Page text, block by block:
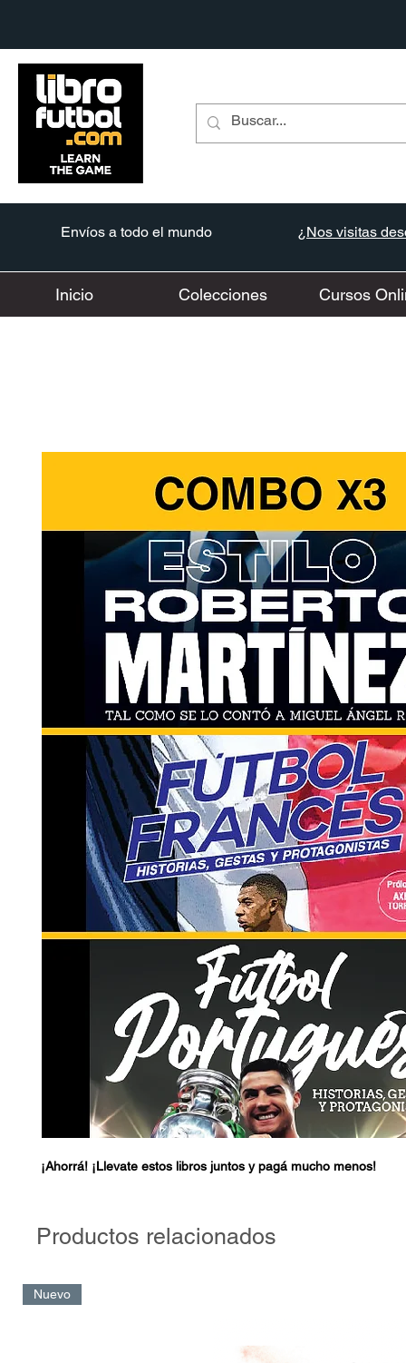
Envíos a todo el mundo ¿Nos visitas
Inicio Colecciones Cursos
¡Ahorrá! ¡Llevate estos libros juntos y pagá mucho menos!
Productos relacionados
Nuevo